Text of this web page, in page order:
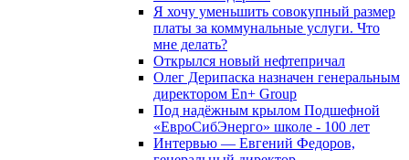
Я хочу уменьшить совокупный размер
платы за коммунальные услуги. Что
мне делать?
Открылся новый нефтепричал
Олег Дерипаска назначен генеральным
директором En+ Group
Под надёжным крылом Подшефной
«ЕвроСибЭнерго» школе - 100 лет
Интервью — Евгений Федоров,